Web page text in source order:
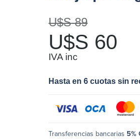
U$S89
U$S 60
IVA inc
Hasta en 6 cuotas sin
Transferencias bancarias 5%